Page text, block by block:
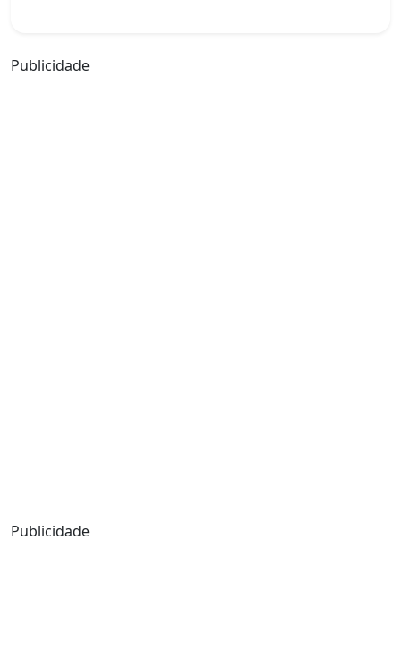
Publicidade
Publicidade